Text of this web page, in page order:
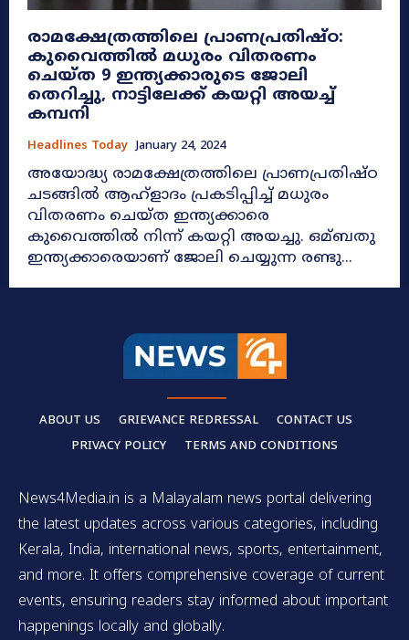
രാമക്ഷേത്രത്തിലെ പ്രാണപ്രതിഷ്ഠ:
കുവൈത്തിൽ മധുരം വിതരണം
ചെയ്ത 9 ഇന്ത്യക്കാരുടെ ജോലി
തെറിച്ചു, നാട്ടിലേക്ക് കയറ്റി അയച്ച്
കമ്പനി
Headlines Today January 24, 2024
അയോദ്ധ്യ രാമക്ഷേത്രത്തിലെ പ്രാണപ്രതിഷ്ഠ
ചടങ്ങില്‍ ആഹ്ളാദം പ്രകടിപ്പിച്ച്‌ മധുരം
വിതരണം ചെയ്ത ഇന്ത്യക്കാരെ
കുവൈത്തില്‍ നിന്ന് കയറ്റി അയച്ചു. ഒമ്ബതു
ഇന്ത്യക്കാരെയാണ് ജോലി ചെയ്യുന്ന രണ്ടു...
ABOUT US GRIEVANCE REDRESSAL
CONTACT US
PRIVACY POLICY
TERMS AND CONDITIONS
News4Media.in is a Malayalam news portal delivering
the latest updates across various categories, including
Kerala, India, international news, sports, entertainment,
and more. It offers comprehensive coverage of current
events, ensuring readers stay informed about important
happenings locally and globally.